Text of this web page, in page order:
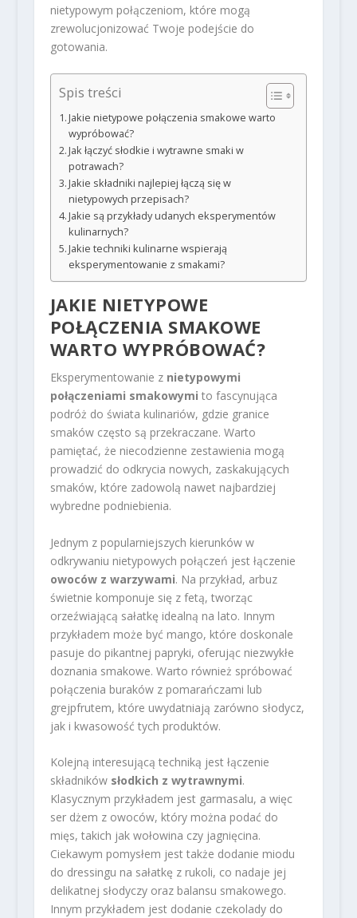
nietypowym połączeniom, które mogą
zrewolucjonizować Twoje podejście do
gotowania.
Spis treści
Jakie nietypowe połączenia smakowe warto
wypróbować?
Jak łączyć słodkie i wytrawne smaki w
potrawach?
Jakie składniki najlepiej łączą się w
nietypowych przepisach?
Jakie są przykłady udanych eksperymentów
kulinarnych?
Jakie techniki kulinarne wspierają
eksperymentowanie z smakami?
JAKIE NIETYPOWE
POŁĄCZENIA SMAKOWE
WARTO WYPRÓBOWAĆ?
Eksperymentowanie z nietypowymi
połączeniami smakowymi to fascynująca
podróż do świata kulinariów, gdzie granice
smaków często są przekraczane. Warto
pamiętać, że niecodzienne zestawienia mogą
prowadzić do odkrycia nowych, zaskakujących
smaków, które zadowolą nawet najbardziej
wybredne podniebienia.
Jednym z popularniejszych kierunków w
odkrywaniu nietypowych połączeń jest łączenie
owoców z warzywami. Na przykład, arbuz
świetnie komponuje się z fetą, tworząc
orzeźwiającą sałatkę idealną na lato. Innym
przykładem może być mango, które doskonale
pasuje do pikantnej papryki, oferując niezwykłe
doznania smakowe. Warto również spróbować
połączenia buraków z pomarańczami lub
grejpfrutem, które uwydatniają zarówno słodycz,
jak i kwasowość tych produktów.
Kolejną interesującą techniką jest łączenie
składników słodkich z wytrawnymi.
Klasycznym przykładem jest garmasalu, a więc
ser dżem z owoców, który można podać do
mięs, takich jak wołowina czy jagnięcina.
Ciekawym pomysłem jest także dodanie miodu
do dressingu na sałatkę z rukoli, co nadaje jej
delikatnej słodyczy oraz balansu smakowego.
Innym przykładem jest dodanie czekolady do